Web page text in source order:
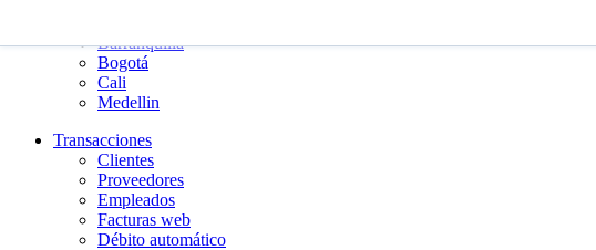
Barranquilla
Bogotá
Cali
Medellin
Transacciones
Clientes
Proveedores
Empleados
Facturas web
Débito automático